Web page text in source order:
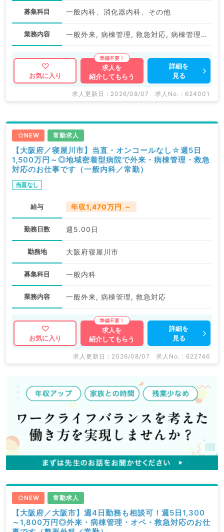
募集科目 一般内科、消化器内科、その他
業務内容 一般外来, 病棟管理, 救急対応, 病棟管理, 上部内視鏡検査（ＧＦ）, 下部内視鏡検査（ＣＦ）, その他
お気に入り
求人を
紹介してもらう
詳細を
見る
求人更新日 : 2026/08/07 求人No. : 624001
NEW 常勤求人
【大阪府／寝屋川市】当直・オンコールなし☆週5日
1,500万円～◎地域密着型病院で外来・病棟管理・救急
対応のお仕事です（一般内科／常勤）
当直なし
給与 年収1,470万円 ～
勤務日数 週5.00日
勤務地 大阪府寝屋川市
募集科目 一般内科
業務内容 一般外来, 病棟管理, 救急対応
お気に入り
求人を
紹介してもらう
詳細を
見る
求人更新日 : 2026/08/07 求人No. : 622746
NEW 常勤求人
【大阪府／大阪市】週4日勤務も相談可！週5日1,300
～1,800万円◎外来・病棟管理・オペ・救急対応のお仕